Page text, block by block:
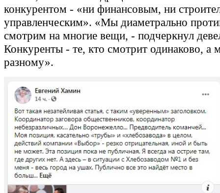
конкурентом - «ни финансовым, ни
управленческим». «Мы диаметрально
смотрим на многие вещи, - подчеркнул
Конкуренты - те, кто смотрит одинаково, а
разному».